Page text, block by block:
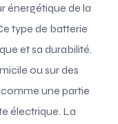
énergétique de la
type de batterie
et sa durabilité.
ou sur des
une partie
électrique. La